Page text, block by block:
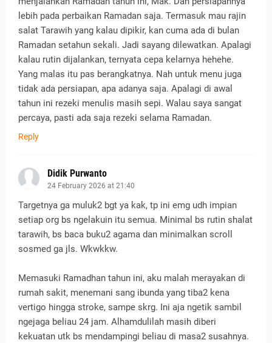
lebih pada perbaikan Ramadan saja. Termasuk mau rajin
salat Tarawih yang kalau dipikir, kan cuma ada di bulan
Ramadan setahun sekali. Jadi sayang dilewatkan. Apalagi
kalau rutin dijalankan, ternyata cepa kelarnya hehehe.
Yang malas itu pas berangkatnya. Nah untuk menu juga
tidak ada persiapan, apa adanya saja. Apalagi di awal
tahun ini rezeki menulis masih sepi. Walau saya sangat
percaya, pasti ada saja rezeki selama Ramadan.
Reply
Didik Purwanto
24 February 2026 at 21:40
Targetnya ga muluk2 bgt ya kak, tp ini emg udh impian
setiap org bs ngelakuin itu semua. Minimal bs rutin shalat
tarawih, bs baca buku2 agama dan minimalkan scroll
sosmed ga jls. Wkwkkw.
Memasuki Ramadhan tahun ini, aku malah merayakan di
rumah sakit, menemani sang ibunda yang tiba2 kena
vertigo hingga stroke, sampe skrg. Ini aja ngetik sambil
ngejaga beliau 24 jam. Alhamdulilah masih diberi
kekuatan utk bs mendampingi beliau di masa2 susahnya.